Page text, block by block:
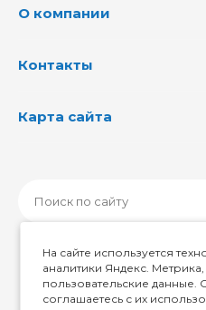
О компании
Контакты
Карта сайта
© 2026 ИМИР174,
На сайте используется
аналитики Яндекс.
пользовательские данные.
соглашаетесь с их